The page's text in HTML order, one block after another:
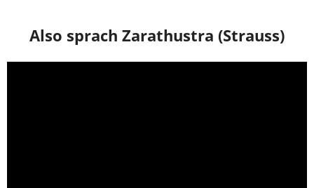
Also sprach Zarathustra (Strauss)